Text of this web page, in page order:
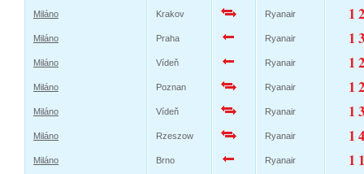
Miláno Krakov Ryanair 1
Miláno Praha Ryanair 1
Miláno Vídeň Ryanair 1
Miláno Poznan Ryanair 1
Miláno Vídeň Ryanair 1
Miláno Rzeszow Ryanair 1
Miláno Brno Ryanair 1